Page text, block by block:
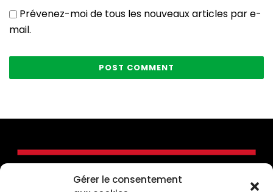
Gérer le consentement
Prévenez-moi de tous les nouveaux articles par e-
mail.